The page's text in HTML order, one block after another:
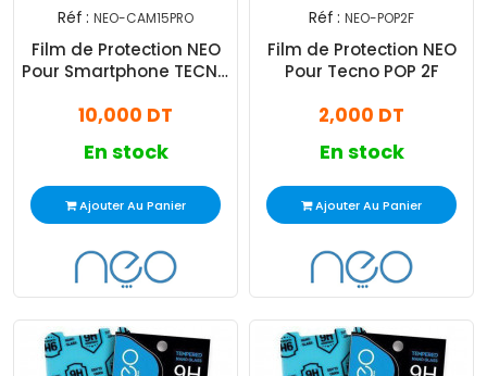
Réf : NEO-CAM15PRO
Film de Protection NEO
Pour Smartphone TECNO
10,000 DT
En stock
Ajouter Au Panier
Réf : NEO-POP2F
Film de Protection NEO
Pour Tecno POP 2F
2,000 DT
En stock
Ajouter Au Panier